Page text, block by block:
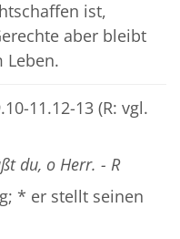
ist,
aber bleibt
Leben.
11.12-13 (R: vgl.
du, o Herr. - R
* er stellt seinen